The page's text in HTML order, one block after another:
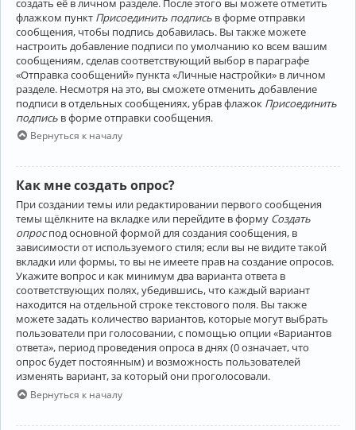
флажком пункт Присоединить подпись в форме отправки
сообщения, чтобы подпись добавилась. Вы также можете
настроить добавление подписи по умолчанию ко всем вашим
сообщениям, сделав соответствующий выбор в параграфе
«Отправка сообщений» пункта «Личные настройки» в личном
разделе. Несмотря на это, вы сможете отменить добавление
подписи в отдельных сообщениях, убрав флажок Присоединить
подпись в форме отправки сообщения.
Вернуться к началу
Как мне создать опрос?
При создании темы или редактировании первого сообщения
темы щёлкните на вкладке или перейдите в форму Создать
опроспод основной формой для создания сообщения, в
зависимости от используемого стиля; если вы не видите такой
вкладки или формы, то вы не имеете прав на создание опросов.
Укажите вопрос и как минимум два варианта ответа в
соответствующих полях, убедившись, что каждый вариант
находится на отдельной строке текстового поля. Вы также
можете задать количество вариантов, которые могут выбрать
пользователи при голосовании, с помощью опции «Вариантов
ответа», период проведения опроса в днях (0 означает, что
опрос будет постоянным) и возможность пользователей
изменять вариант, за который они проголосовали.
Вернуться к началу